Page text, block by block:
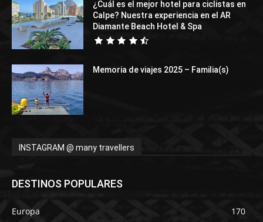
¿Cuál es el mejor hotel para ciclistas en
Calpe? Nuestra experiencia en el AR
Diamante Beach Hotel & Spa
Memoria de viajes 2025 – Familia(s)
INSTAGRAM @ many travellers
DESTINOS POPULARES
Europa
170